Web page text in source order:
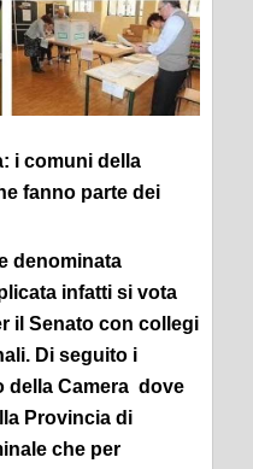
i comuni della
fanno parte dei
denominata
infatti si vota
il Senato con collegi
Di seguito i
della Camera dove
Provincia di
che per